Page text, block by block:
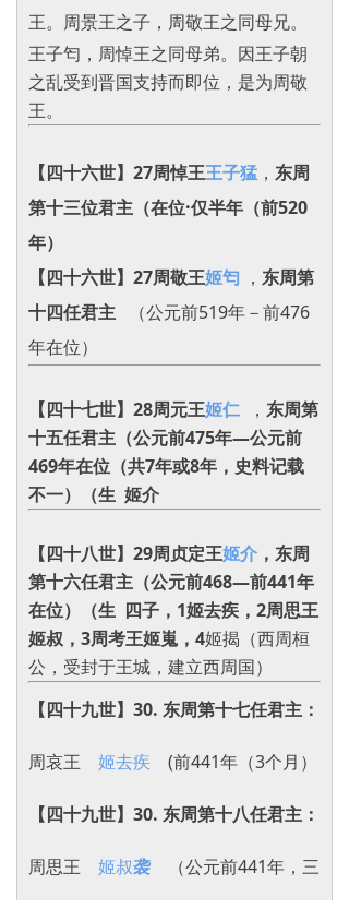
王。周景王之子，周敬王之同母兄。
王子匄，周悼王之同母弟。因王子朝
之乱受到晋国支持而即位，是为周敬
王。
【四十六世】27周悼王王子猛 ， 东周
第十三位君主（在位·仅半年（前520
年）‌
【四十六世】27周敬王姬匄 ， 东周第
十四任君主 （公元前519年－前476
年在位）
【四十七世】28周元王姬仁 ， 东周第
十五任君主（公元前475年—公元前
469年在位（共7年或8年，史料记载
不一）（生 姬介
【四十八世】29周贞定王姬介 ，东周
第十六任君主（公元前468—前441年
在位）（生 四子，1姬去疾，2周思王
姬叔，3周考王姬嵬，4姬揭（西周桓
公，受封于王城，建立西周国）
【四十九世】 30. 东周第十七任君主：
周哀王 姬去疾 (前441年（3个月‌）
【四十九世】 30. 东周第十八任君主：
周思王 姬叔袭 （公元前441年，三